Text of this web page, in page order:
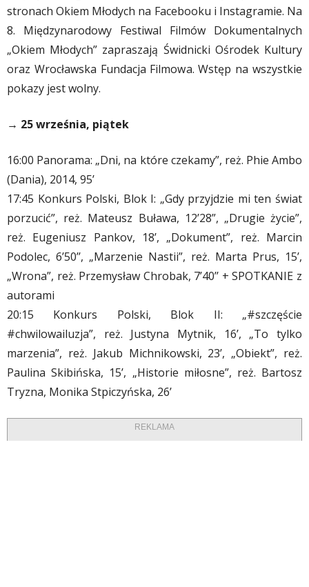
stronach Okiem Młodych na Facebooku i Instagramie. Na
8. Międzynarodowy Festiwal Filmów Dokumentalnych
„Okiem Młodych” zapraszają Świdnicki Ośrodek Kultury
oraz Wrocławska Fundacja Filmowa. Wstęp na wszystkie
pokazy jest wolny.
→ 25 września, piątek
16:00 Panorama: „Dni, na które czekamy”, reż. Phie Ambo
(Dania), 2014, 95’
17:45 Konkurs Polski, Blok I: „Gdy przyjdzie mi ten świat
porzucić”, reż. Mateusz Buława, 12’28”, „Drugie życie”,
reż. Eugeniusz Pankov, 18’, „Dokument”, reż. Marcin
Podolec, 6’50’’, „Marzenie Nastii”, reż. Marta Prus, 15’,
„Wrona”, reż. Przemysław Chrobak, 7’40’’ + SPOTKANIE z
autorami
20:15 Konkurs Polski, Blok II: „#szczęście
#chwilowailuzja”, reż. Justyna Mytnik, 16’, „To tylko
marzenia”, reż. Jakub Michnikowski, 23’, „Obiekt”, reż.
Paulina Skibińska, 15’, „Historie miłosne”, reż. Bartosz
Tryzna, Monika Stpiczyńska, 26’
REKLAMA